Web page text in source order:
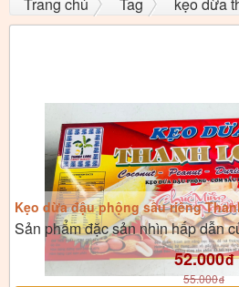
Kẹo dừa đậu phộng sầu riêng
Sản phẩm đặc sản nhìn hấp dẫn
52.000đ
55.000đ